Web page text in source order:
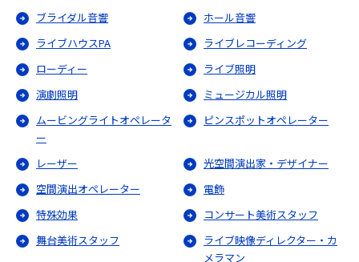
ブライダル音響
ホール音響
ライブハウスPA
ライブレコーディング
ローディー
ライブ照明
演劇照明
ミュージカル照明
ムービングライトオペレータ
ー
ピンスポットオペレーター
レーザー
光空間演出家・デザイナー
空間演出オペレーター
電飾
特殊効果
コンサート美術スタッフ
舞台美術スタッフ
ライブ映像ディレクター・カ
メラマン